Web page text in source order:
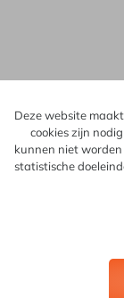
Deze website
cookies zijn
kunnen niet
statistische